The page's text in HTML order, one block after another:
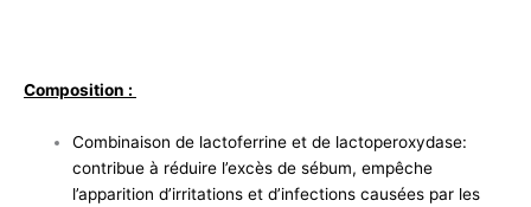
Composition :
Combinaison de lactoferrine et de lactoperoxydase:
contribue à réduire l’excès de sébum, empêche
l’apparition d’irritations et d’infections causées par les